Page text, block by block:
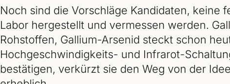
Noch sind die Vorschläge Kandidaten, keine
Labor hergestellt und vermessen werden.
Rohstoffen, Gallium-Arsenid steckt schon
Hochgeschwindigkeits- und Infrarot-
bestätigen, verkürzt sie den Weg von der